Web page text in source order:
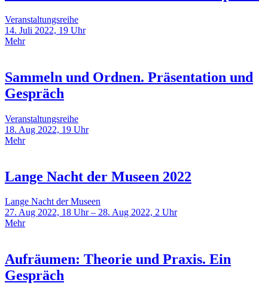
Veranstaltungsreihe
14. Juli 2022, 19 Uhr
Mehr
Sammeln und Ordnen. Präsentation und
Gespräch
Veranstaltungsreihe
18. Aug 2022, 19 Uhr
Mehr
Lange Nacht der Museen 2022
Lange Nacht der Museen
27. Aug 2022, 18 Uhr – 28. Aug 2022, 2 Uhr
Mehr
Aufräumen: Theorie und Praxis. Ein
Gespräch